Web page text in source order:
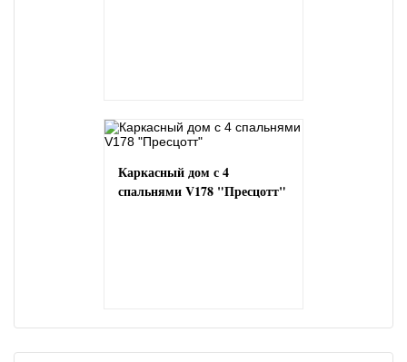
Каркасный дом с 4
спальнями V178 "Пресцотт"